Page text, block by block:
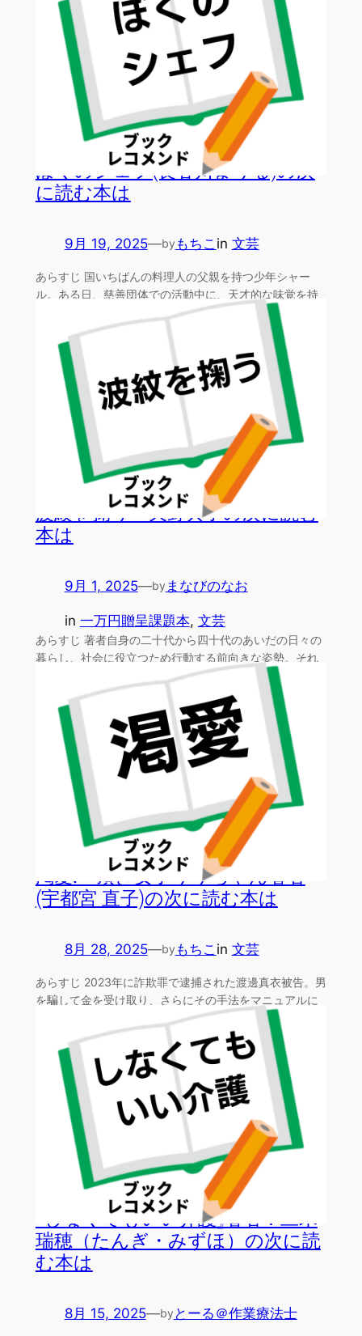
ぼくのシェフ(長谷川まりる)の次
に読む本は
9月 19, 2025—by もちこ in 文芸
あらすじ 国いちばんの料理人の父親を持つ少年シャー
ル。ある日、慈善団体での活動中に、天才的な味覚を持
波紋を掬う・天野典子の次に読む
本は
9月 1, 2025—by まなびのなお
in 一万円贈呈課題本, 文芸
あらすじ 著者自身の二十代から四十代のあいだの日々の
暮らし、社会に役立つため行動する前向きな姿勢。それ
渇愛: 頂き女子りりちゃん著者
(宇都宮 直子)の次に読む本は
8月 28, 2025—by もちこ in 文芸
あらすじ 2023年に詐欺罪で逮捕された渡邊真衣被告。男
を騙して金を受け取り、さらにその手法をマニュアルに
『しなくてもいい介護』著者：旦木
瑞穂（たんぎ・みずほ）の次に読
む本は
8月 15, 2025—by とーる＠作業療法士